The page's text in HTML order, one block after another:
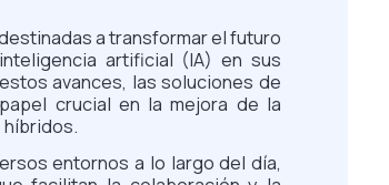
a transformar el futuro
artificial (IA) en sus
avances, las soluciones de
crucial en la mejora de la
entornos a lo largo del día,